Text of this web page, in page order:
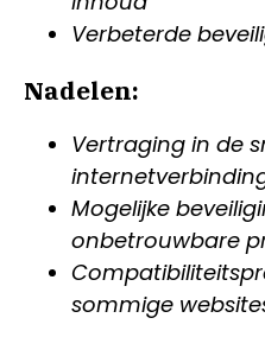
Verbeterde
Nadelen:
Vertraging in de
Mogelijke
onbetrouwbare
sommige